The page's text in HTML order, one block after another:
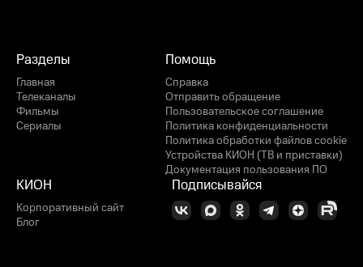
Разделы
Главная
Телеканалы
Фильмы
Сериалы
Помощь
Справка
Отправить обращение
Пользовательское соглашение
Политика конфиденциальности
Политика обработки файлов cookie
Устройства КИОН (ТВ и приставки)
Документация пользования ПО
КИОН
Корпоративный сайт
Блог
Подписывайся